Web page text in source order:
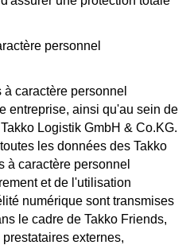
personnel
caractère personnel
entreprise, ainsi qu'au sein de
Logistik GmbH & Co.KG.
les données des Takko
à caractère personnel
et de l'utilisation
numérique sont transmises
le cadre de Takko Friends,
externes,